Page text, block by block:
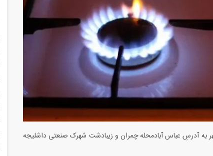
به آدرسِ عباس آبادمحله چمران و زیبادشت شهرک صنعتی داشلیجه